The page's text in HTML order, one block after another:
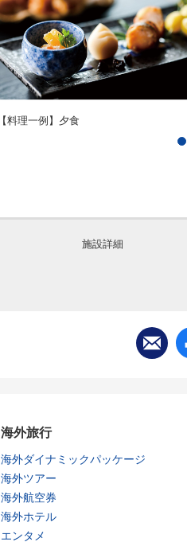
【料理一例】夕食
施設詳細
海外旅行
海外ダイナミックパッケージ
海外ツアー
海外航空券
海外ホテル
エンタメ